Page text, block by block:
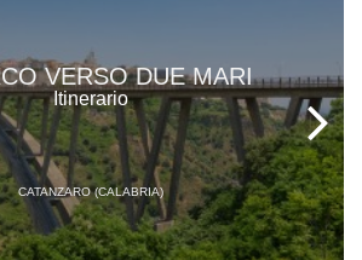
VERSO DUE MARI
Itinerario
CATANZARO (CALABRIA)